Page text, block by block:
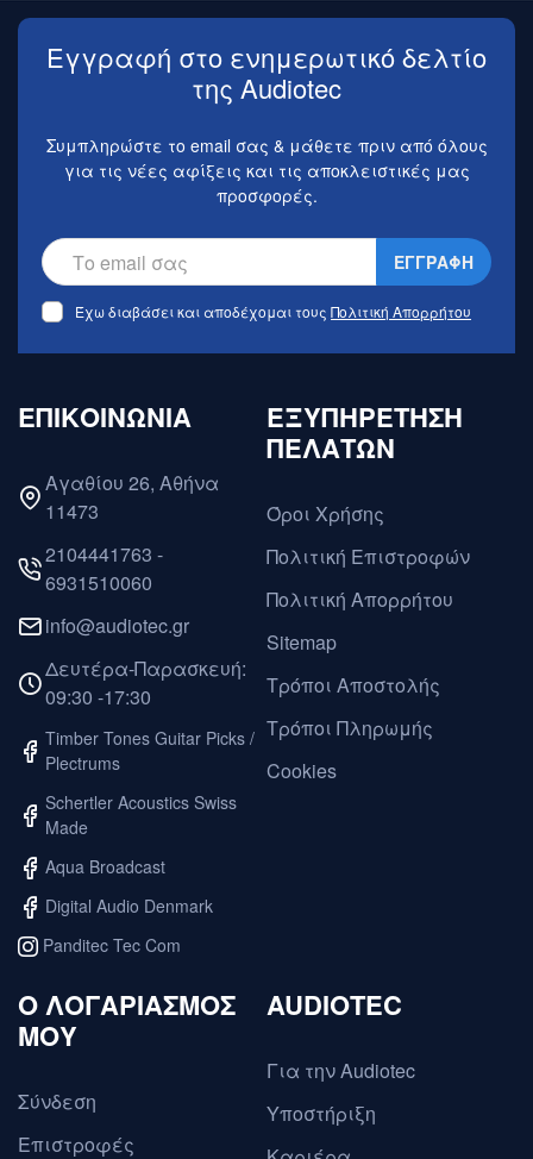
Εγγραφή στο ενημερωτικό δελτίο
της Audiotec
Συμπληρώστε το email σας & μάθετε πριν από όλους
για τις νέες αφίξεις και τις αποκλειστικές μας
προσφορές.
ΕΓΓΡΑΦΗ
Έχω διαβάσει και αποδέχομαι τους Πολιτική Απορρήτου
ΕΠΙΚΟΙΝΩΝΙΑ
Αγαθίου 26, Αθήνα
11473
2104441763 -
6931510060
info@audiotec.gr
Δευτέρα-Παρασκευή:
09:30 -17:30
Timber Tones Guitar Picks /
Plectrums
Schertler Acoustics Swiss
Made
Aqua Broadcast
Digital Audio Denmark
Panditec Tec Com
ΕΞΥΠΗΡΕΤΗΣΗ
ΠΕΛΑΤΩΝ
Όροι Χρήσης
Πολιτική Επιστροφών
Πολιτική Απορρήτου
Sitemap
Τρόποι Αποστολής
Τρόποι Πληρωμής
Cookies
O ΛΟΓΑΡΙΑΣΜΟΣ
ΜΟΥ
Σύνδεση
Επιστροφές
AUDIOTEC
Για την Audiotec
Υποστήριξη